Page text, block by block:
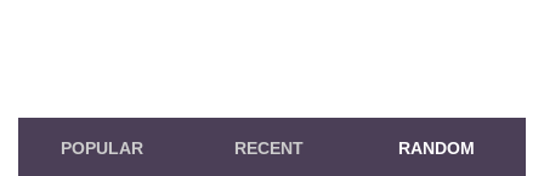
POPULAR RECENT RANDOM